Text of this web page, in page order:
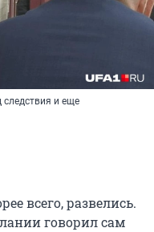
и еще
всего, развелись.
говорил сам